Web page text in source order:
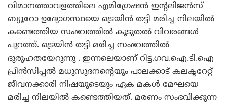
വിമാനത്താവളത്തിലെ എമിഗ്രേഷൻ ഇന്റലിജൻസ്
ബ്യൂറോ ഉദ്യോഗസ്ഥയെ ട്രെയിൻ തട്ടി മരിച്ച നിലയിൽ
കണ്ടെത്തിയ സംഭവത്തിൽ കൂടുതൽ വിവരങ്ങൾ
പുറത്ത്. ട്രെയിൻ തട്ടി മരിച്ച സംഭവത്തിൽ
ദുരൂഹതയേറുന്നു . ഇന്നലെയാണ് റിട്ട.ഗവ.ഐ.ടി.ഐ
പ്രിൻസിപ്പൽ മധുസൂദനന്റെയും പാലക്കാട് കലക്ടറേറ്റ്
ജീവനക്കാരി നിഷയുടെയും ഏക മകൾ മേഘയെ
മരിച്ച നിലയിൽ കണ്ടെത്തിയത്. മരണം സംഭവിക്കുന്ന